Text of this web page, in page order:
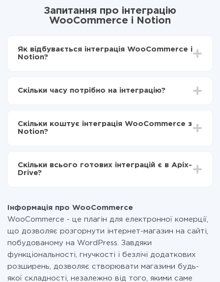
Запитання про інтеграцію
WooCommerce і Notion
Як відбувається інтеграція WooCommerce і
Notion?
Вибираєте які дані передавати з WooCommerce в
Тепер дані будуть автоматично передаватися з
WooCommerce в Notion
Скільки часу потрібно на інтеграцію?
становити від 5-ти до 30-хвилин. У середньому
налаштування займає 10-15 хвилин.
Скільки коштує інтеграція WooCommerce з
Notion?
Ви оплачуєте лише кількість даних, які за фактом
передаються з однієї вашої системи в іншу через
при необхідності. Детальніше про
Скільки всього готових інтеграцій є в Apix-
Drive?
Інформація про WooCommerce
WooCommerce - це плагін для електронної комерції,
що дозволяє розгорнути інтернет-магазин на сайті,
побудованому на WordPress. Завдяки
функціональності, гнучкості і безлічі додаткових
розширень, дозволяє створювати магазини будь-
якої складності, незалежно від того, якими саме